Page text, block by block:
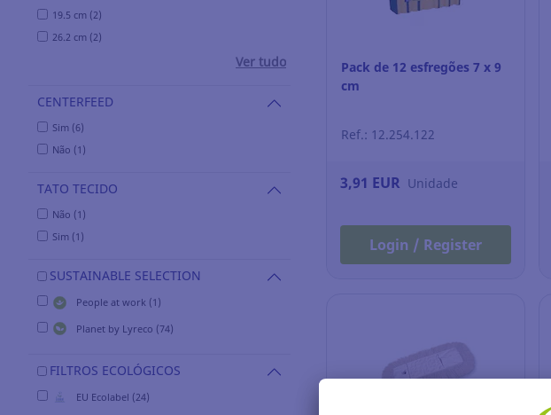
19.5 cm (2)
26.2 cm (2)
Ver tudo
CENTERFEED
Sim (6)
Não (1)
TATO TECIDO
Não (1)
Sim (1)
SUSTAINABLE SELECTION
People at work (1)
Planet by Lyreco (74)
FILTROS ECOLÓGICOS
EU Ecolabel (24)
Pack de 12 esfregões 7 x 9
cm
Ref.: 12.254.122
3,91 EUR Unidade
Login / Register